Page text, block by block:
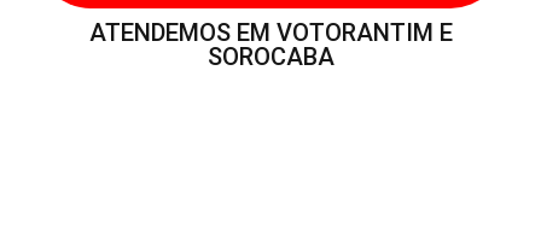
ATENDEMOS EM VOTORANTIM E
SOROCABA